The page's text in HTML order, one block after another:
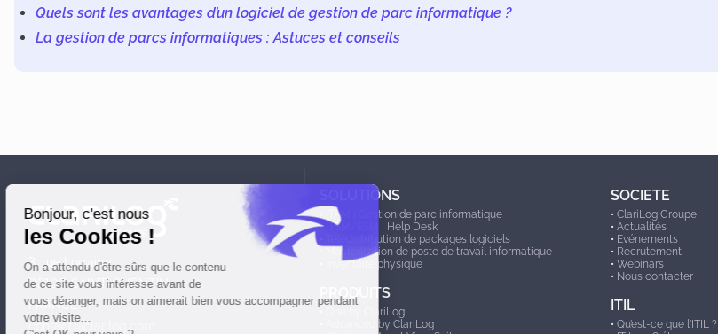
Quels sont les avantages d’un logiciel de gestion de parc informatique ?
La gestion de parcs informatiques : Astuces et conseils
N
a
v
g
3, rue Lorraine
02100 SAINT-QUENTIN
FRANCE
contact@clarilog.com
SOLUTIONS
ITAM | Gestion de parc informatique
• ITSM/ESM | Help Desk
Télédistribution de packages logiciels
Masterisation de poste de travail informatique
Inventaire physique
PRODUITS
One by ClariLog
Advanced by ClariLog
SOCIETE
• ClariLog Groupe
• Actualités
• Evénements
• Recrutement
• Webinars
• Nous contacter
ITIL
• Qu’est-ce que l'ITIL ?